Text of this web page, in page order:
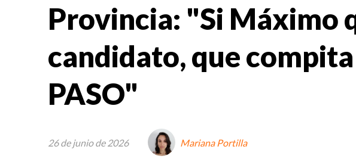
Provincia: "Si Máximo
candidato, que compita
PASO"
26 de junio de 2026 Mariana Portilla